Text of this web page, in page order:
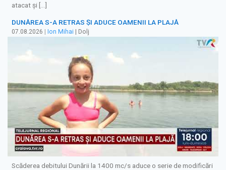
atacat și […]
DUNĂREA S-A RETRAS ŞI ADUCE OAMENII LA PLAJĂ
07.08.2026 Ion Mihai | Dolj
Scăderea debitului Dunării la 1400 mc/s aduce o serie de modificări